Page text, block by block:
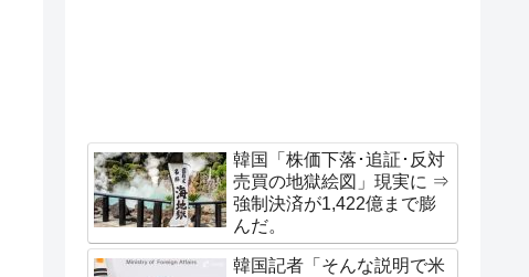
韓国「株価下落･追証･反対
売買の地獄絵図」現実に ⇒
強制決済が1,422億まで膨
んだ。
韓国記者「そんな説明で米